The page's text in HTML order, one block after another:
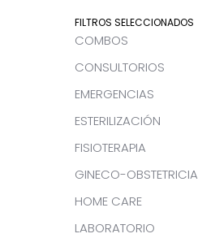
FILTROS SELECCIONADOS
COMBOS
CONSULTORIOS
EMERGENCIAS
ESTERILIZACIÓN
FISIOTERAPIA
GINECO-OBSTETRICIA
HOME CARE
LABORATORIO